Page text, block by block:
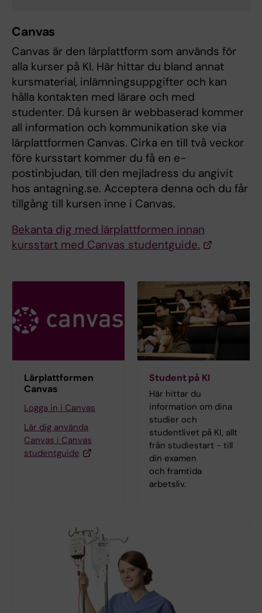
Canvas
Canvas är den lärplattform som används för
alla kurser på KI. Här hittar du bland annat
kursmaterial, inlämningsuppgifter och kan
hålla kontakten med lärare och med
studenter. Då kursen är webbaserad kommer
all information och kommunikation ske via
lärplattformen Canvas. Cirka en till två veckor
före kursstart kommer du få en e-
postinbjudan, till den mejladress du angivit
hos antagning.se. Acceptera denna och du får
tillgång till kursen inne i Canvas.
Bekanta dig med lärplattformen innan
kursstart med Canvas studentguide.
Lärplattformen
Canvas
Logga in i Canvas
Lär dig använda
Canvas i Canvas
studentguide
Student på KI
Här hittar du
information om dina
studier och
studentlivet på KI, allt
från studiestart - till
din examen
och framtida
arbetsliv.